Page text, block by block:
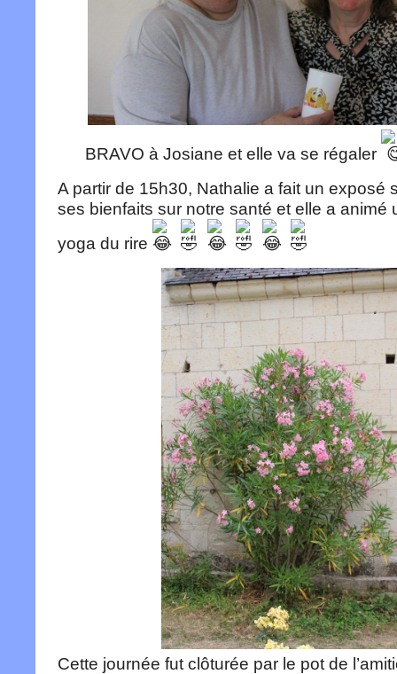
BRAVO à Josiane et elle va se régaler
A partir de 15h30, Nathalie a fait un exposé
ses bienfaits sur notre santé et elle a animé
yoga du rire
Cette journée fut clôturée par le pot de